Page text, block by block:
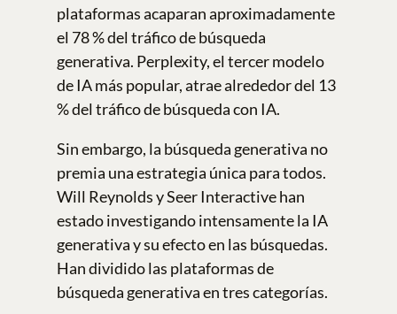
plataformas acaparan aproximadamente
el 78 % del tráfico de búsqueda
generativa. Perplexity, el tercer modelo
de IA más popular, atrae alrededor del 13
% del tráfico de búsqueda con IA.
Sin embargo, la búsqueda generativa no
premia una estrategia única para todos.
Will Reynolds y Seer Interactive han
estado investigando intensamente la IA
generativa y su efecto en las búsquedas.
Han dividido las plataformas de
búsqueda generativa en tres categorías.